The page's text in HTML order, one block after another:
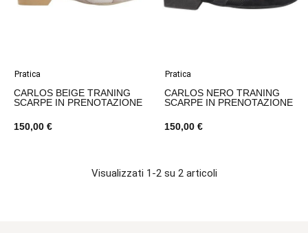
Pratica
CARLOS BEIGE TRANING
SCARPE IN PRENOTAZIONE
150,00 €
Pratica
CARLOS NERO TRANING
SCARPE IN PRENOTAZIONE
150,00 €
Visualizzati 1-2 su 2 articoli